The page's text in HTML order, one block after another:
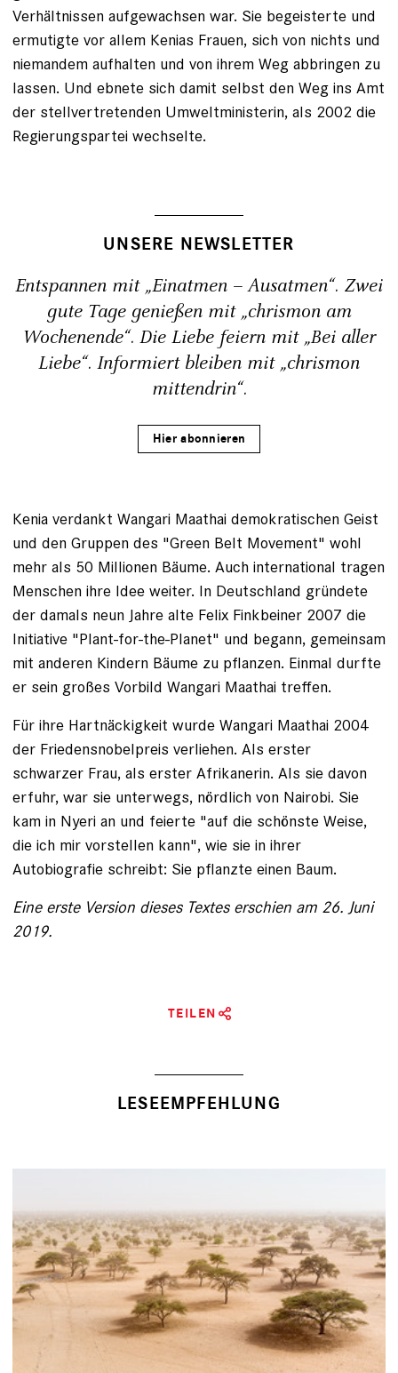
Verhältnissen aufgewachsen war. Sie begeisterte ­und
ermutigte vor allem Kenias Frauen, sich von nichts und
niemandem aufhalten und von ihrem Weg abbringen zu
lassen. Und ebnete sich damit selbst den Weg ins Amt
der stellvertretenden Umweltminis­terin, als 2002 die
Regierungspartei wechselte.
UNSERE NEWSLETTER
Entspannen mit „Einatmen – Ausatmen“. Zwei
gute Tage genießen mit „chrismon am
Wochenende“. Die Liebe feiern mit „Bei aller
Liebe“. Informiert bleiben mit „chrismon
mittendrin“.
Hier abonnieren
Kenia verdankt Wangari Maathai demokratischen Geist
und den ­Gruppen des "Green Belt Movement" wohl
mehr als 50 Millionen Bäume. Auch international tragen
Menschen ihre Idee weiter. In Deutschland gründete
der damals neun Jahre alte Felix Finkbeiner 2007 die
Initiative "Plant-for-the-Planet" und begann, gemeinsam
mit anderen Kindern Bäume zu pflanzen. Einmal durfte
er sein großes Vorbild Wangari Maathai treffen.
Für ihre Hartnäckigkeit wurde Wangari Maathai 2004
der Friedensnobelpreis verliehen. Als erster
schwarzer Frau, als erster Afrikanerin. Als sie davon
erfuhr, war sie unterwegs, nördlich von Nairobi. Sie
kam in Nyeri an und feierte "auf die schönste Weise,
die ich mir vorstellen kann", wie sie in ihrer
Autobiografie schreibt: Sie pflanzte einen Baum.
Eine erste Version dieses Textes erschien am 26. Juni
2019.
TEILEN
LESEEMPFEHLUNG